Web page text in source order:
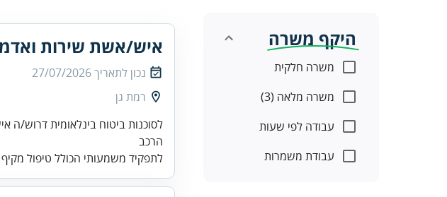
היקף משרה
משרה חלקית
משרה מלאה (3)
עבודה לפי שעות
עבודת משמרות
איש/אשת שירות
נכון לתאריך27/07/2026
רמת גן
לסוכנות ביטוח בינלאומית דרוש/
הרכב
לתפקיד משמעותי הכולל טיפול